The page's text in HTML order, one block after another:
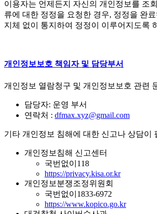
이용자는 언제든지 자신의 개인정보를 조
류에 대한 정정을 요청한 경우, 정정을 완
지체 없이 통지하여 정정이 이루어지도록
개인정보보호 책임자 및 담당부서
개인정보 열람청구 및 개인정보보호 관련
담당자: 운영 부서
연락처 : dfmax.xyz@gmail.com
기타 개인정보 침해에 대한 신고나 상담이
개인정보침해 신고센터
국번없이 118
https://privacy.kisa.or.kr
개인정보분쟁조정위원회
국번없이 1833-6972
https://www.kopico.go.kr